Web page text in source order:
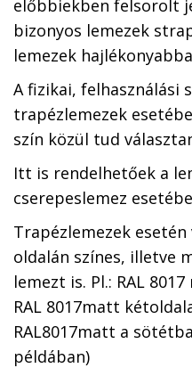
előbbiekben felsorolt
bizonyos lemezek
lemezek
A fizikai, felhasználási
trapézlemezek
szín közül tud
Itt is rendelhetőek a
cserepeslemez
Trapézlemezek
oldalán színes, illetve
lemezt is. Pl.: RAL
RAL 8017matt
RAL8017matt a
példában)